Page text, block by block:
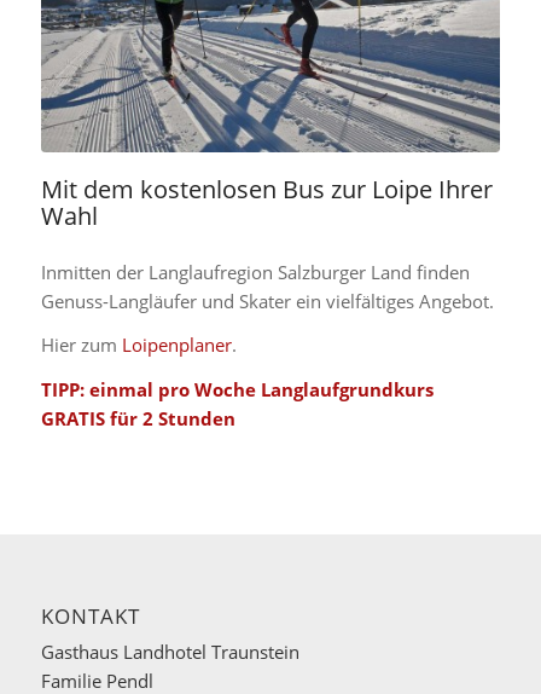
Mit dem kostenlosen Bus zur Loipe Ihrer
Wahl
Inmitten der Langlaufregion Salzburger Land finden
Genuss-Langläufer und Skater ein vielfältiges Angebot.
Hier zum Loipenplaner.
TIPP: einmal pro Woche Langlaufgrundkurs
GRATIS für 2 Stunden
KONTAKT
Gasthaus Landhotel Traunstein
Familie Pendl